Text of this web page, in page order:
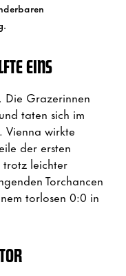
EINS
Die Grazerinnen
taten sich im
Vienna wirkte
der ersten
leichter
Torchancen
torlosen 0:0 in